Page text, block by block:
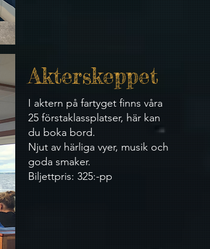
Akterskeppet
I aktern på fartyget finns våra
25 förstaklassplatser, här kan
du boka bord.
Njut av härliga vyer, musik och
goda smaker.
Biljettpris: 325:-pp